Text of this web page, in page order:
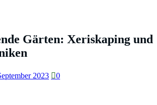
Gärten: Xeriskaping und
2023 0